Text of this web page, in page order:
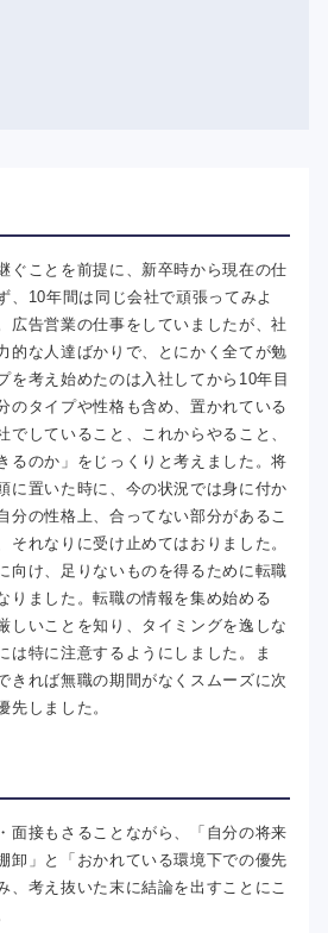
ぐことを前提に、新卒時から現在の仕
、10年間は同じ会社で頑張ってみよ
広告営業の仕事をしていましたが、社
的な人達ばかりで、とにかく全てが勉
を考え始めたのは入社してから10年目
のタイプや性格も含め、置かれている
でしていること、これからやること、
るのか」をじっくりと考えました。将
に置いた時に、今の状況では身に付か
分の性格上、合ってない部分があるこ
それなりに受け止めてはおりました。
向け、足りないものを得るために転職
りました。転職の情報を集め始める
しいことを知り、タイミングを逸しな
は特に注意するようにしました。ま
きれば無職の期間がなくスムーズに次
先しました。
面接もさることながら、「自分の将来
卸」と「おかれている環境下での優先
、考え抜いた末に結論を出すことにこ